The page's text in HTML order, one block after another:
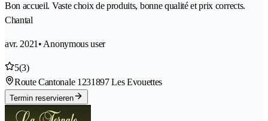
Bon accueil. Vaste choix de produits, bonne qualité et prix corrects.
Chantal
avr. 2021 • Anonymous user
5(3)
Route Cantonale 1231897 Les Evouettes
Termin reservieren